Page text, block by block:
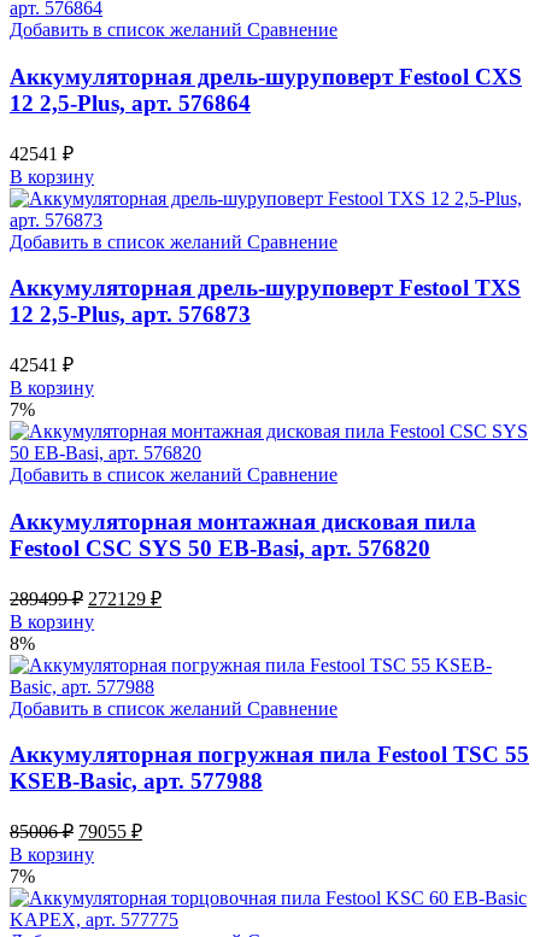
69443 ₽.
Добавить в список желаний Сравнение
Аккумуляторная дрель-шуруповерт Festool CXS
12 2,5-Plus, арт. 576864
42541 ₽
В корзину
Добавить в список желаний Сравнение
Аккумуляторная дрель-шуруповерт Festool TXS
12 2,5-Plus, арт. 576873
42541 ₽
В корзину
7%
Добавить в список желаний Сравнение
Аккумуляторная монтажная дисковая пила
Festool CSC SYS 50 EB-Basi, арт. 576820
289499₽ Original
price
was:
289499 ₽.
272129 ₽Current
272129 ₽.
В корзину
8%
Добавить в список желаний Сравнение
Аккумуляторная погружная пила Festool TSC 55
KSEB-Basic, арт. 577988
85006₽ Original
price
was:
85006 ₽.
79055 ₽Current
79055 ₽.
В корзину
7%